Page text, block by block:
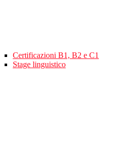
Certificazioni B1, B2 e C1
Stage linguistico